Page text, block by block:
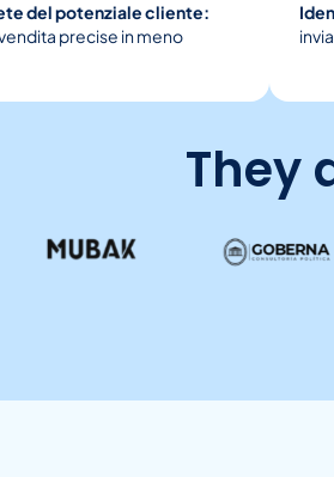
del potenziale cliente:
precise in meno
They